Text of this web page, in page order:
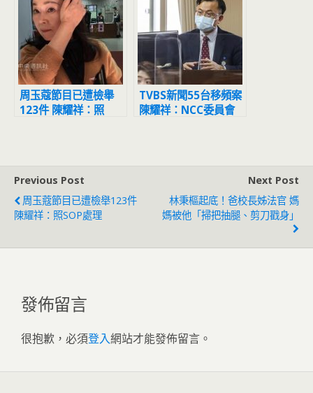
周玉蔻節目已遭檢舉
123件 陳耀祥：照
TVBS新聞55台移頻案
陳耀祥：NCC委員會
Previous Post
周玉蔻節目已遭檢舉123件
陳耀祥：照SOP處理
Next Post
林秉樞起底！爸校長姊法官 媽
媽被他「掃把抽腿、剪刀戳身」
發佈留言
很抱歉，必須登入網站才能發佈留言。